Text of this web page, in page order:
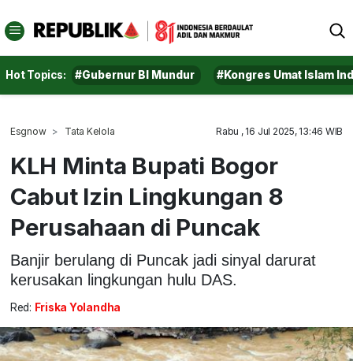
Hot Topics: #Gubernur BI Mundur #Kongres Umat Islam
Esgnow Tata Kelola Rabu , 16 Jul 2025, 13:46 WIB
KLH Minta Bupati Bogor
Cabut Izin Lingkungan 8
Perusahaan di Puncak
Banjir berulang di Puncak jadi sinyal darurat
kerusakan lingkungan hulu DAS.
Red: Friska Yolandha